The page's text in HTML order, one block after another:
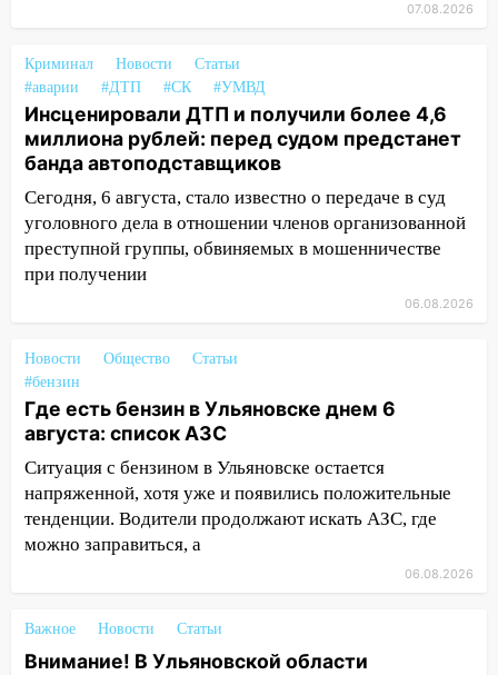
Бросила кирпич в жену брата: в
агрессивную женщину
15:47
На улице Радищева сбили
курьера: крупная авария в Ульяновске
15:15 Проводил до квартиры и ограбил:
новый кавалер женщины оказался
рецидивистом
14:26 В Ульяновске ограничат движение
по улице Ефремова
повысят зарплату
14:01 Инсценировали ДТП и получили
более 4,6 миллиона рублей: перед
судом предстанет банда
автоподставщиков
13:36 В Инзе произошел крупный пожар
животными
07.08.2026
Криминал Новости
Статьи
#аварии
#ДТП #СК #УМВД
Инсценировали ДТП и получили более 4,6
миллиона рублей: перед судом предстанет
банда автоподставщиков
Сегодня, 6 августа, стало известно о передаче в суд
уголовного дела в отношении членов организованной
преступной группы, обвиняемых в мошенничестве
при получении
06.08.2026
Новости Общество
Статьи
#бензин
Где есть бензин в Ульяновске днем 6
августа: список АЗС
Ситуация с бензином в Ульяновске остается
напряженной, хотя уже и появились положительные
тенденции. Водители продолжают искать АЗС, где
можно заправиться, а
06.08.2026
Важное Новости Статьи
Внимание! В Ульяновской области